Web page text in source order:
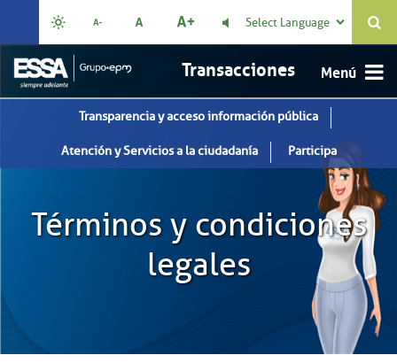
Select Language 
Transacciones
Transparencia y acceso información pública
Atención y Servicios a la ciudadanía Participa
Términos y condiciones
legales